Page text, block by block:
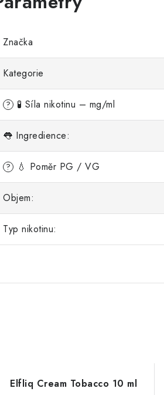
Značka
Kategorie
? 🧪 Síla nikotinu – mg/ml
👅 Ingredience:
? 💧 Poměr PG / VG
Objem:
Typ nikotinu:
Elfliq Cream Tobacco 10 ml